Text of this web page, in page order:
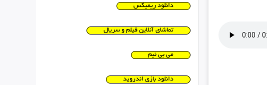
دانلود ریمیکس
تماشای آنلاین فیلم و سریال
می بی نیم
دانلود بازی اندروید